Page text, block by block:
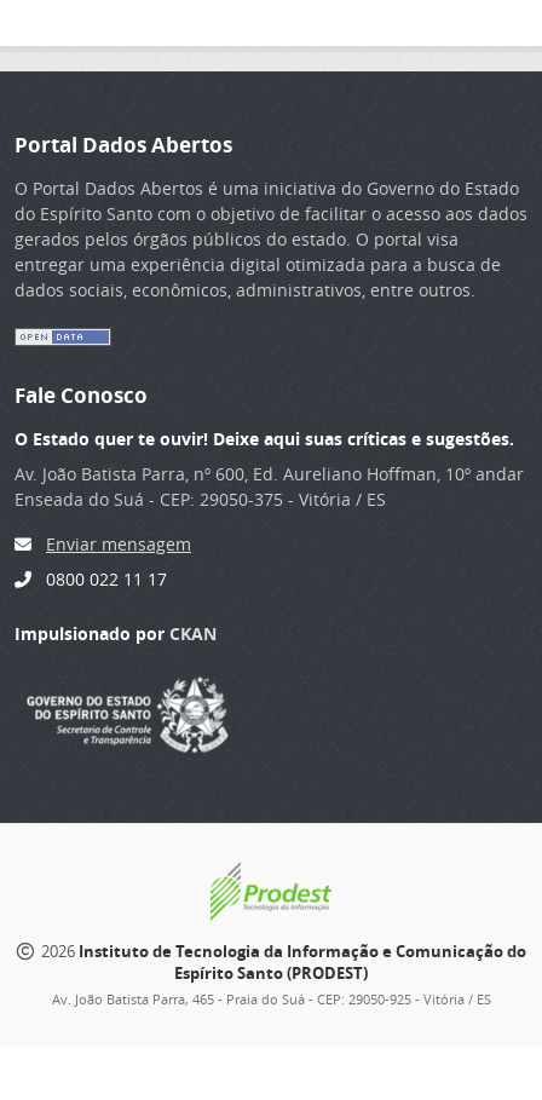
Portal Dados Abertos
O Portal Dados Abertos é uma iniciativa do Governo do Estado
do Espírito Santo com o objetivo de facilitar o acesso aos dados
gerados pelos órgãos públicos do estado. O portal visa
entregar uma experiência digital otimizada para a busca de
dados sociais, econômicos, administrativos, entre outros.
Fale Conosco
O Estado quer te ouvir! Deixe aqui suas críticas e sugestões.
Av. João Batista Parra, nº 600, Ed. Aureliano Hoffman, 10º andar
Enseada do Suá - CEP: 29050-375 - Vitória / ES
Enviar mensagem
0800 022 11 17
Impulsionado por CKAN
2026 Instituto de Tecnologia da Informação e Comunicação do
Espírito Santo (PRODEST)
Av. João Batista Parra, 465 - Praia do Suá - CEP: 29050-925 - Vitória / ES